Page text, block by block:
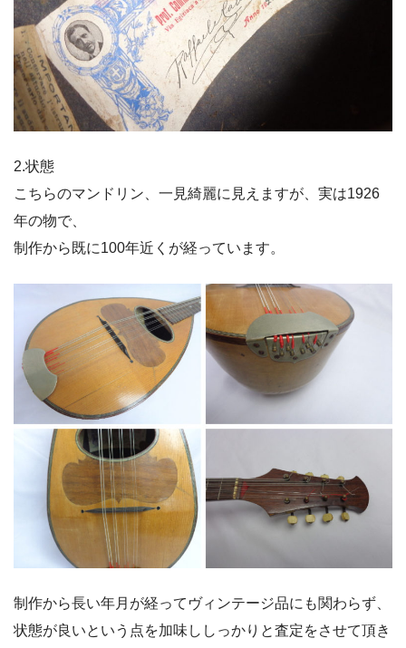
2.状態
こちらのマンドリン、一見綺麗に見えますが、実は1926
年の物で、
制作から既に100年近くが経っています。
制作から長い年月が経ってヴィンテージ品にも関わらず、
状態が良いという点を加味ししっかりと査定をさせて頂き